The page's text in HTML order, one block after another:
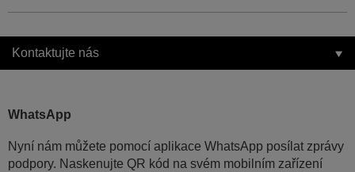
Kontaktujte nás
WhatsApp
Nyní nám můžete pomocí aplikace WhatsApp posílat zprávy
podpory. Naskenujte QR kód na svém mobilním zařízení